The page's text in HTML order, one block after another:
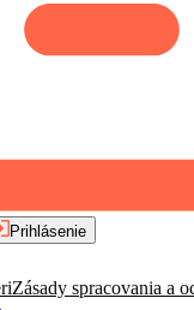
Prihlásenie
Zásady spracovania a